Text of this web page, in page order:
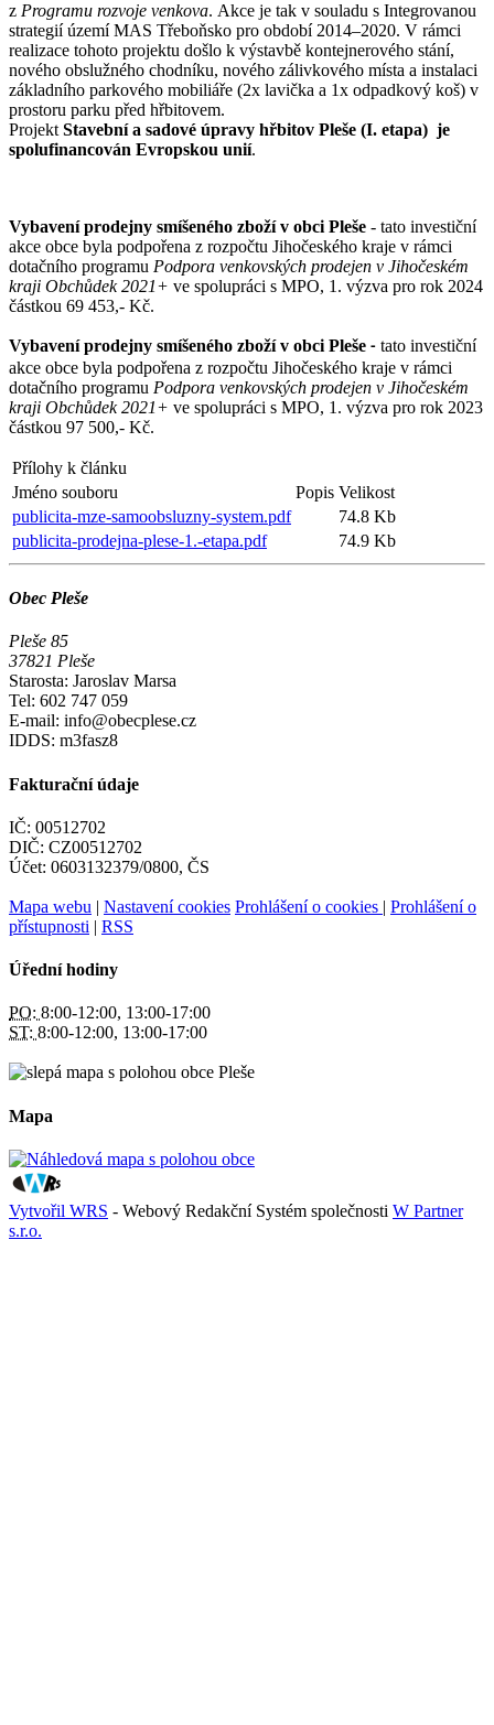
z Programu rozvoje venkova. Akce je tak v souladu s Integrovanou
strategií území MAS Třeboňsko pro období 2014–2020. V rámci
realizace tohoto projektu došlo k výstavbě kontejnerového stání,
nového obslužného chodníku, nového zálivkového místa a instalaci
základního parkového mobiliáře (2x lavička a 1x odpadkový koš) v
prostoru parku před hřbitovem.
Projekt Stavební a sadové úpravy hřbitov Pleše (I. etapa) je
spolufinancován Evropskou unií.
Vybavení prodejny smíšeného zboží v obci Pleše - tato investiční
akce obce byla podpořena z rozpočtu Jihočeského kraje v rámci
dotačního programu Podpora venkovských prodejen v Jihočeském
kraji Obchůdek 2021+ ve spolupráci s MPO, 1. výzva pro rok 2024
částkou 69 453,- Kč.
Vybavení prodejny smíšeného zboží v obci Pleše - tato investiční
akce obce byla podpořena z rozpočtu Jihočeského kraje v rámci
dotačního programu Podpora venkovských prodejen v Jihočeském
kraji Obchůdek 2021+ ve spolupráci s MPO, 1. výzva pro rok 2023
částkou 97 500,- Kč.
Přílohy k článku
Jméno souboru
Popis Velikost
publicita-mze-samoobsluzny-system.pdf
74.8 Kb
publicita-prodejna-plese-1.-etapa.pdf
74.9 Kb
Obec Pleše
Pleše 85
37821 Pleše
Starosta: Jaroslav Marsa
Tel: 602 747 059
E-mail: info@obecplese.cz
IDDS: m3fasz8
Fakturační údaje
IČ: 00512702
DIČ: CZ00512702
Účet: 0603132379/0800, ČS
Mapa webu | Nastavení cookies Prohlášení o cookies | Prohlášení o
přístupnosti | RSS
Úřední hodiny
PO: 8:00-12:00, 13:00-17:00
ST: 8:00-12:00, 13:00-17:00
Mapa
Vytvořil WRS - Webový Redakční Systém společnosti W Partner
s.r.o.